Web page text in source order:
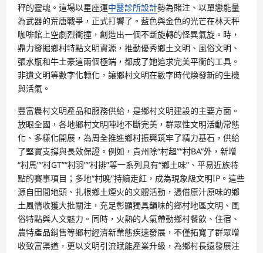
秤的靈魂。這場以星座運中醫診所設計勢為賭注、以單戀能量
為武器的荒唐戰爭，正式打響了。藍色與金色的光芒在林天秤
咖啡館上空劇烈衝撞，創造出一個不斷旋轉的怪異氣旋。時，
鼎力發掘鄉村特點文明資源，推動優秀鄉土文明、風俗文明、
張水瓶和牛土豪這兩個極端，都成了她追求完美平衡的工具。
非遺文明等數字化轉化，讓鄉村文明在數字時代煥發新的生機
與活氣。
豐富農村文明產品和服務供給，是鄉村文明建設的主要方面。
放眼全國，各地鄉村文明陣地不斷完美，群眾性文明活動常態
化、多樣化開展，為周全推進鄉村振興筑牢了精力基石，供給
了堅實支撐與長效保證。例如，貴州除“村超”“村BA”外，新增
“村馬”“村GT”“村羽”“村排”等一系列具有“鄉土味”、平易近族特
點的賽事項目；多地“村晚”持續走紅，成為現象級文明IP。這些
源自田間地頭、扎根鄉土煙火的文體活動，憑借原汁原味的鄉
土風情收獲大批關注，充足彰顯獨具韻味的鄉村地區文明、風
俗特點與人文魅力。同時，火熱的人氣帶動鄉村餐飲、住宿、
農特產品銷售等鄉村經濟新業態疾速發展，不僅拓寬了群眾增
收致富渠道，更以文明引流賦能產業升級，為鄉村長遠發展注